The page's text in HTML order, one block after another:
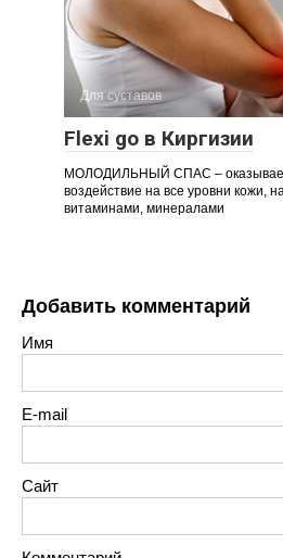
Для суставов
Flexi go в Киргизии
МОЛОДИЛЬНЫЙ СПАС –
воздействие на все уровни кожи,
витаминами, минералами
Добавить комментарий
Имя
E-mail
Сайт